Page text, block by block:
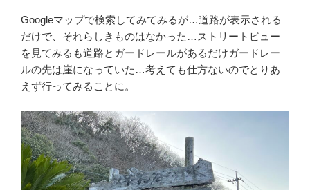
Googleマップで検索してみてみるが…道路が表示される
だけで、それらしきものはなかった…ストリートビュー
を見てみるも道路とガードレールがあるだけガードレー
ルの先は崖になっていた…考えても仕方ないのでとりあ
えず行ってみることに。